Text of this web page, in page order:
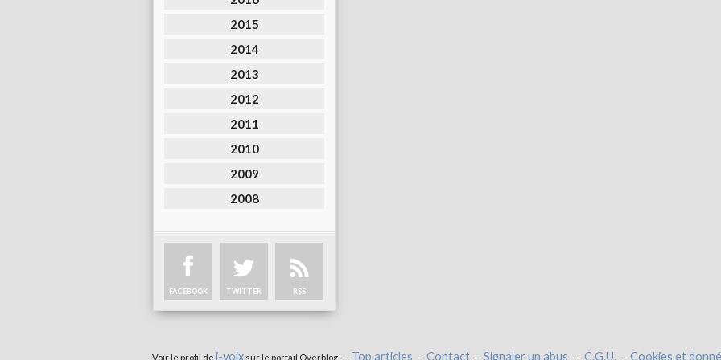
2015
2014
2013
2012
2011
2010
2009
2008
FACEBOOK TWITTER RSS
Voir le profil de i-voixsur le portail Overblog Top articles Contact Signaler un abus C.G.U. Cookies et